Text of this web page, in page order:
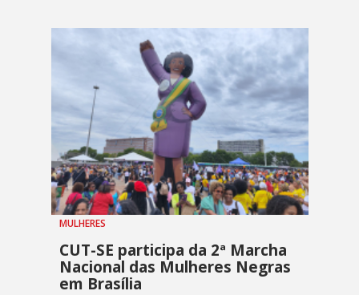
MULHERES
CUT-SE participa da 2ª Marcha
Nacional das Mulheres Negras
em Brasília